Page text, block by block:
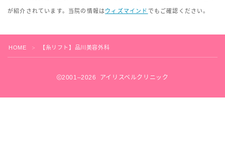
が紹介されています。当院の情報は ウィズマインド でもご確認ください。
HOME ＞ 【糸リフト】品川美容外科
2001–2026 アイリスベルクリニック